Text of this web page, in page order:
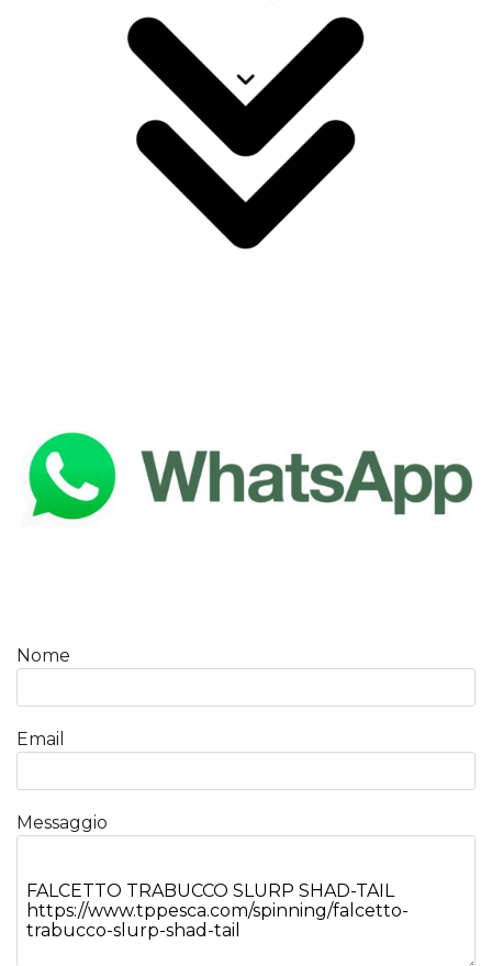
Nome
Email
Messaggio